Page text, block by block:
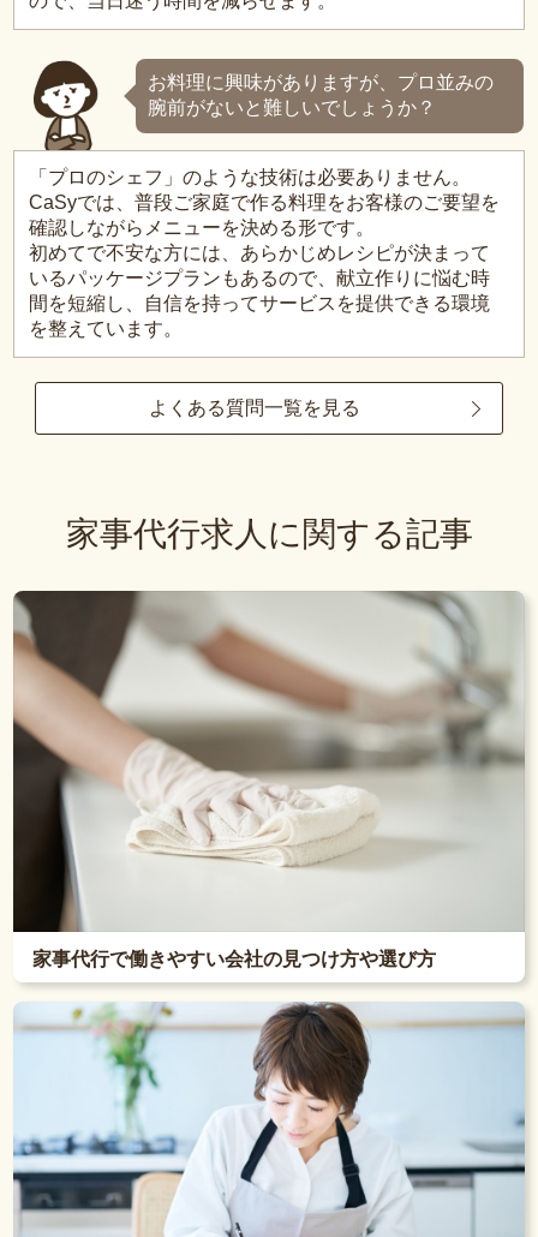
お料理に興味がありますが、プロ並みの
腕前がないと難しいでしょうか？
「プロのシェフ」のような技術は必要ありません。
CaSyでは、普段ご家庭で作る料理をお客様のご要望を
確認しながらメニューを決める形です。
初めてで不安な方には、あらかじめレシピが決まって
いるパッケージプランもあるので、献立作りに悩む時
間を短縮し、自信を持ってサービスを提供できる環境
を整えています。
よくある質問一覧を見る
家事代行求人に関する記事
家事代行で働きやすい会社の見つけ方や選び方